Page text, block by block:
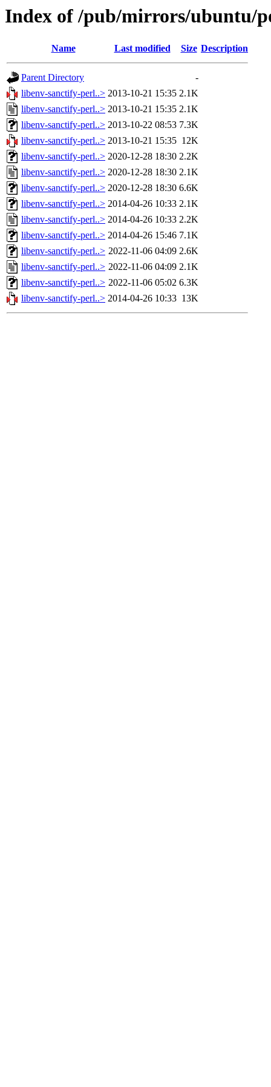
Index of /pub/mirrors/ubuntu/
Name Last modified Size Description
Parent Directory
-
libenv-sanctify-perl..> 2013-10-21 15:35 2.1K
libenv-sanctify-perl..> 2013-10-21 15:35 2.1K
libenv-sanctify-perl..> 2013-10-22 08:53 7.3K
libenv-sanctify-perl..> 2013-10-21 15:35 12K
libenv-sanctify-perl..> 2020-12-28 18:30 2.2K
libenv-sanctify-perl..> 2020-12-28 18:30 2.1K
libenv-sanctify-perl..> 2020-12-28 18:30 6.6K
libenv-sanctify-perl..> 2014-04-26 10:33 2.1K
libenv-sanctify-perl..> 2014-04-26 10:33 2.2K
libenv-sanctify-perl..> 2014-04-26 15:46 7.1K
libenv-sanctify-perl..> 2022-11-06 04:09 2.6K
libenv-sanctify-perl..> 2022-11-06 04:09 2.1K
libenv-sanctify-perl..> 2022-11-06 05:02 6.3K
libenv-sanctify-perl..> 2014-04-26 10:33 13K